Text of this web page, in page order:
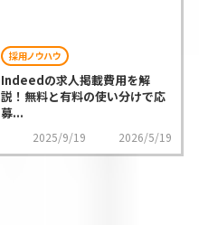
採用ノウハウ
Indeedの求人掲載費用を解
説！無料と有料の使い分けで応
募...
2025/9/19 2026/5/19